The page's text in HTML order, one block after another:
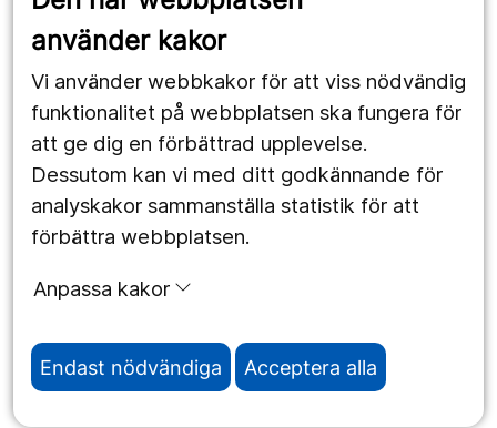
använder kakor
Vi använder webbkakor för att viss nödvändig
funktionalitet på webbplatsen ska fungera för
att ge dig en förbättrad upplevelse.
Dessutom kan vi med ditt godkännande för
analyskakor sammanställa statistik för att
förbättra webbplatsen.
Anpassa kakor
Endast nödvändiga Acceptera alla
Länstrafiken
Utveckling
Följ oss
Facebook